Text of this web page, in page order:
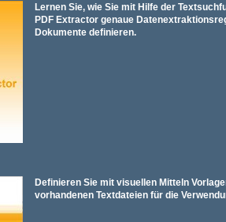
Lernen Sie, wie Sie mit Hilfe der
PDF Extractor genaue
Dokumente definieren.
Definieren Sie mit visuellen Mitteln
vorhandenen Textdateien für die